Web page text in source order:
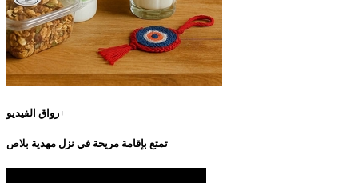
رواق الفيديو+
تمتع بإقامة مريحة في نزل مهدية بلاص